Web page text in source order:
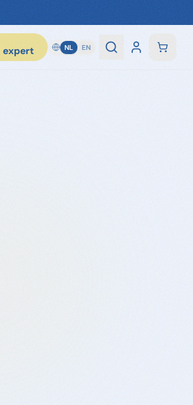
expert NL EN